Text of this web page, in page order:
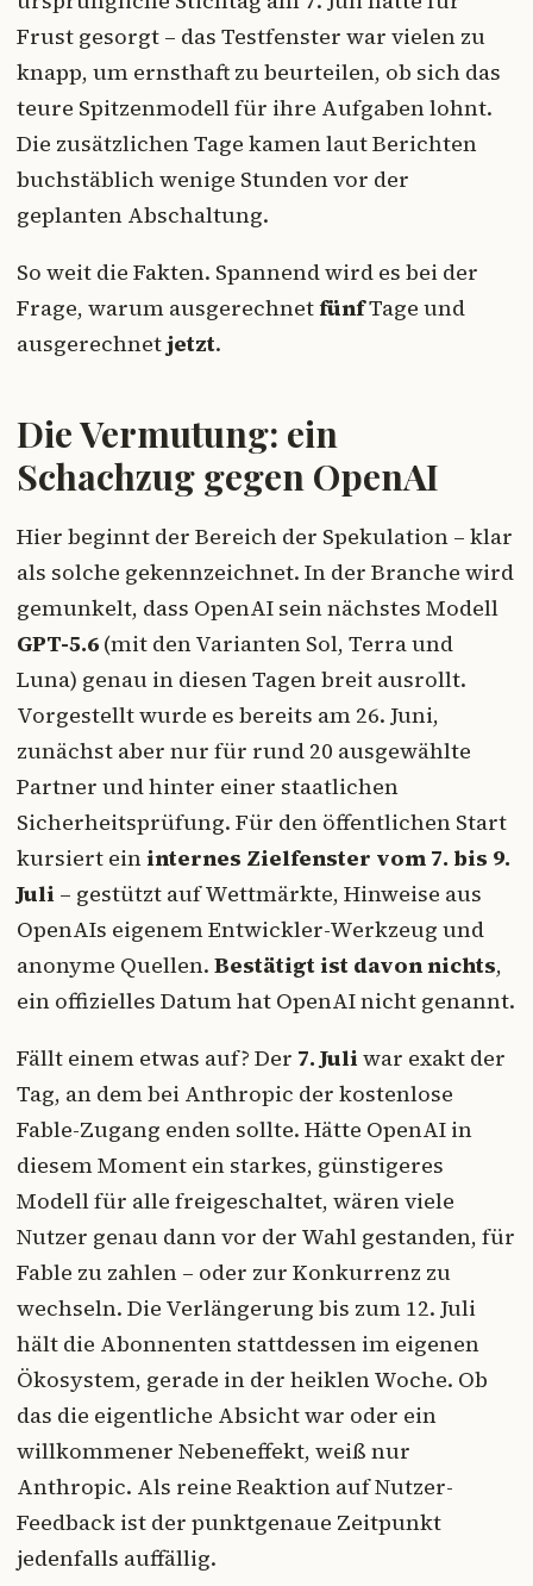
Frust gesorgt – das Testfenster war vielen zu
knapp, um ernsthaft zu beurteilen, ob sich das
teure Spitzenmodell für ihre Aufgaben lohnt.
Die zusätzlichen Tage kamen laut Berichten
buchstäblich wenige Stunden vor der
geplanten Abschaltung.
So weit die Fakten. Spannend wird es bei der
Frage, warum ausgerechnetfünfTage und
ausgerechnetjetzt.
Die Vermutung: ein
Schachzug gegen OpenAI
Hier beginnt der Bereich der Spekulation – klar
als solche gekennzeichnet. In der Branche wird
gemunkelt, dass OpenAI sein nächstes Modell
GPT-5.6 (mit den Varianten Sol, Terra und
Luna) genau in diesen Tagen breit ausrollt.
Vorgestellt wurde es bereits am 26. Juni,
zunächst aber nur für rund 20 ausgewählte
Partner und hinter einer staatlichen
Sicherheitsprüfung. Für den öffentlichen Start
kursiert eininternes Zielfenster vom 7. bis 9.
Juli – gestützt auf Wettmärkte, Hinweise aus
OpenAIs eigenem Entwickler-Werkzeug und
anonyme Quellen. Bestätigt ist davon nichts,
ein offizielles Datum hat OpenAI nicht genannt.
Fällt einem etwas auf? Der 7. Juliwar exakt der
Tag, an dem bei Anthropic der kostenlose
Fable-Zugang enden sollte. Hätte OpenAI in
diesem Moment ein starkes, günstigeres
Modell für alle freigeschaltet, wären viele
Nutzer genau dann vor der Wahl gestanden, für
Fable zu zahlen – oder zur Konkurrenz zu
wechseln. Die Verlängerung bis zum 12. Juli
hält die Abonnenten stattdessen im eigenen
Ökosystem, gerade in der heiklen Woche. Ob
das die eigentliche Absicht war oder ein
willkommener Nebeneffekt, weiß nur
Anthropic. Als reine Reaktion auf Nutzer-
Feedback ist der punktgenaue Zeitpunkt
jedenfalls auffällig.